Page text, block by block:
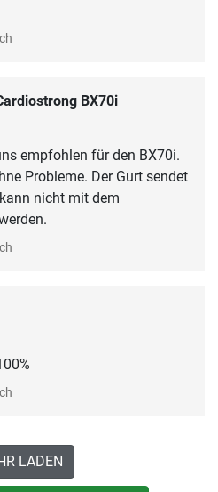
BX70i
empfohlen für den BX70i.
Probleme. Der Gurt sendet
nicht mit dem
LADEN